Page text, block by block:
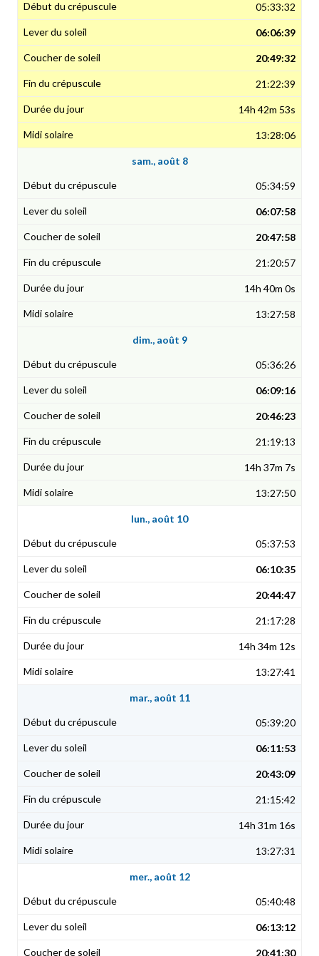
05:33:32
06:06:39
20:49:32
21:22:39
14h 42m 53s
13:28:06
sam., août 8
05:34:59
06:07:58
20:47:58
21:20:57
14h 40m 0s
13:27:58
dim., août 9
05:36:26
06:09:16
20:46:23
21:19:13
14h 37m 7s
13:27:50
lun., août 10
05:37:53
06:10:35
20:44:47
21:17:28
14h 34m 12s
13:27:41
mar., août 11
05:39:20
06:11:53
20:43:09
21:15:42
14h 31m 16s
13:27:31
mer., août 12
05:40:48
06:13:12
20:41:30